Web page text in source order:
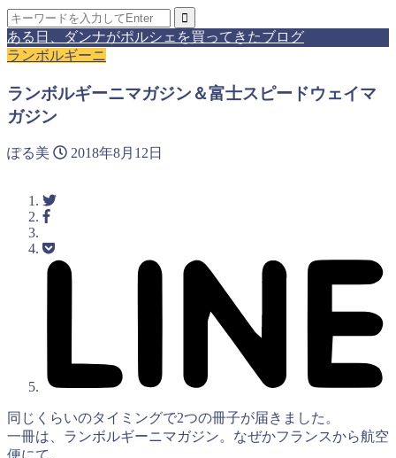
ある日、ダンナがポルシェを買ってきたブログ
ランボルギーニ
ランボルギーニマガジン＆富士スピードウェイマ
ガジン
ぽる美 2018年8月12日
同じくらいのタイミングで2つの冊子が届きました。
一冊は、ランボルギーニマガジン。なぜかフランスから航空
便にて。